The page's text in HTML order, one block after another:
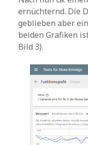
ernüchternd. Die
geblieben aber
beiden Grafiken
Bild 3).